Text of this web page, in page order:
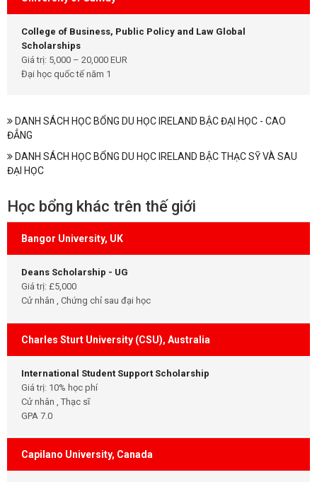
College of Business, Public Policy and Law Global
Scholarships
Giá trị: 5,000 – 20,000 EUR
Đại học quốc tế năm 1
DANH SÁCH HỌC BỔNG DU HỌC IRELAND BẬC ĐẠI HỌC - CAO
ĐẲNG
DANH SÁCH HỌC BỔNG DU HỌC IRELAND BẬC THẠC SỸ VÀ SAU
ĐẠI HỌC
Học bổng khác trên thế giới
Bangor University, UK
Deans Scholarship - UG
Giá trị: £5,000
Cử nhân , Chứng chỉ sau đại học
Charles Sturt University (CSU), Australia
International Student Support Scholarship
Giá trị: 10% học phí
Cử nhân , Thạc sĩ
GPA 7.0
Capilano University, Canada